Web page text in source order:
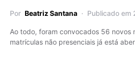
Por Beatriz Santana Publicado em
Ao todo, foram convocados 56 novos
matrículas não presenciais já está